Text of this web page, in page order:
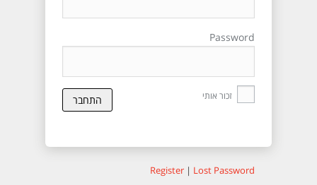
Password
זכור אותי
Register | Lost Password